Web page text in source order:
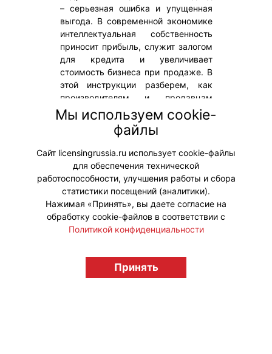
– серьезная ошибка и упущенная
выгода. В современной экономике
интеллектуальная собственность
приносит прибыль, служит залогом
для кредита и увеличивает
стоимость бизнеса при продаже. В
этой инструкции разберем, как
производителям и продавцам
превратить свои идеи, бренды и
технологии в реальный актив и
начать использовать их по
максимуму.
#ЮридическиеВопросы
licensingrussia.ru, 2009-2026 12+
Мы используем cookie-
файлы
Сайт licensingrussia.ru использует cookie-файлы
для обеспечения технической
работоспособности, улучшения работы и сбора
статистики посещений (аналитики).
Нажимая «Принять», вы даете согласие на
обработку cookie-файлов в соответствии с
Политикой конфиденциальности
Принять